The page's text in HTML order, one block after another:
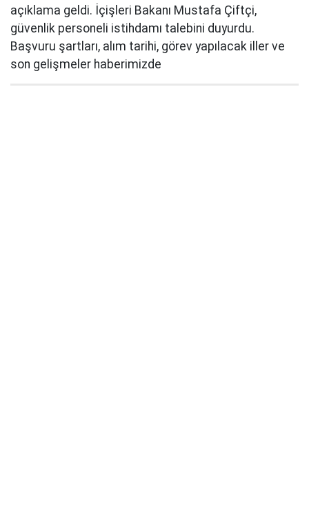
açıklama geldi. İçişleri Bakanı Mustafa Çiftçi,
güvenlik personeli istihdamı talebini duyurdu.
Başvuru şartları, alım tarihi, görev yapılacak iller ve
son gelişmeler haberimizde